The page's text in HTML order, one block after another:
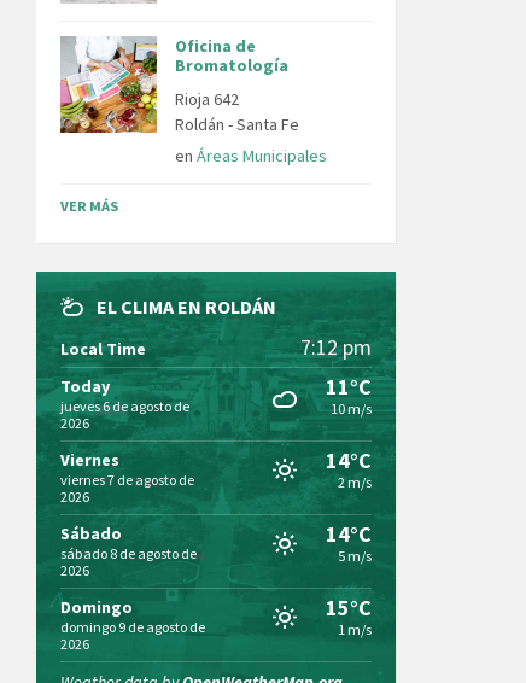
Oficina de
Bromatología
Rioja 642
Roldán - Santa Fe
en Áreas Municipales
VER MÁS
EL CLIMA EN ROLDÁN
Local Time 7:12 pm
Today
jueves 6 de agosto de
2026
11°C
10 m/s
Viernes
viernes 7 de agosto de
2026
14°C
2 m/s
Sábado
sábado 8 de agosto de
2026
14°C
5 m/s
Domingo
domingo 9 de agosto de
2026
15°C
1 m/s